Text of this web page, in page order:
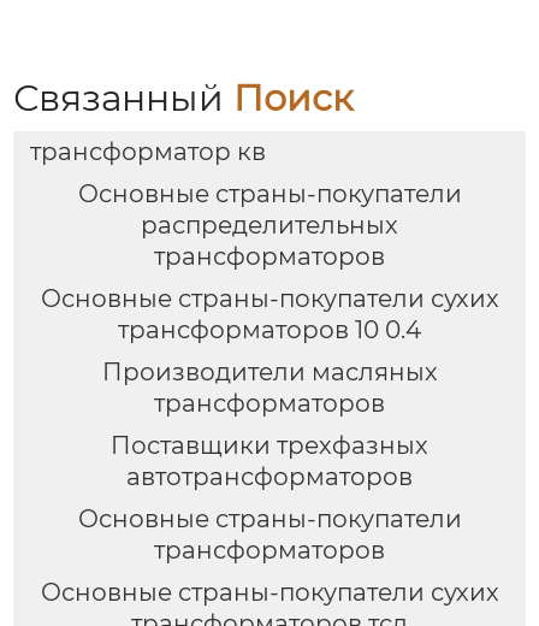
Связанный Поиск
трансформатор кв
Основные страны-покупатели
распределительных
трансформаторов
Основные страны-покупатели сухих
трансформаторов 10 0.4
Производители масляных
трансформаторов
Поставщики трехфазных
автотрансформаторов
Основные страны-покупатели
трансформаторов
Основные страны-покупатели сухих